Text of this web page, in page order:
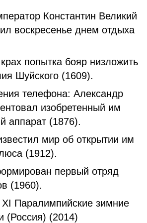
Константин Великий
воскресенье днем отдыха
попытка бояр низложить
Шуйского (1609).
телефона: Александр
изобретенный им
аппарат (1876).
мир об открытии им
(1912).
первый отряд
(1960).
Паралимпийские зимние
(Россия) (2014)